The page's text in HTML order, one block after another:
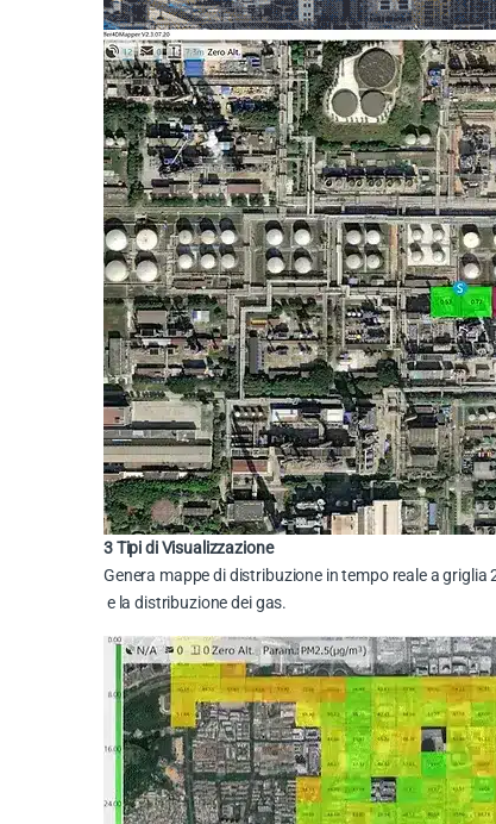
3 Tipi di Visualizzazione
Genera mappe di distribuzione in tempo reale a griglia
e la distribuzione dei gas.